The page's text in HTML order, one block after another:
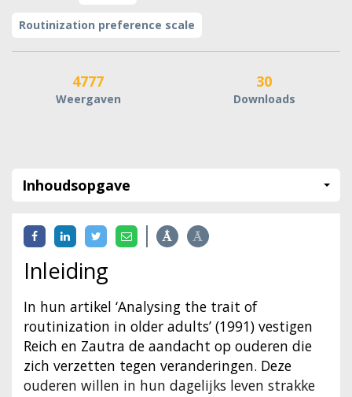
Routinization preference scale
4777
Weergaven
30
Downloads
Inhoudsopgave
Inleiding
In hun artikel ‘Analysing the trait of
routinization in older adults’ (1991) vestigen
Reich en Zautra de aandacht op ouderen die
zich verzetten tegen veranderingen. Deze
ouderen willen in hun dagelijks leven strakke